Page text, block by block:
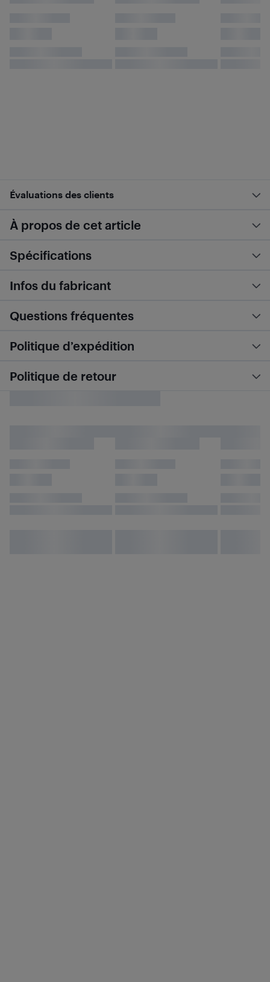
Évaluations des clients
À propos de cet article
Spécifications
Infos du fabricant
Questions fréquentes
Politique d’expédition
Politique de retour